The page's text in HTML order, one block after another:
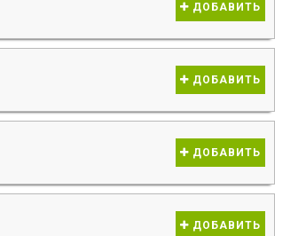
ДОБАВИТЬ
ДОБАВИТЬ
ДОБАВИТЬ
ДОБАВИТЬ